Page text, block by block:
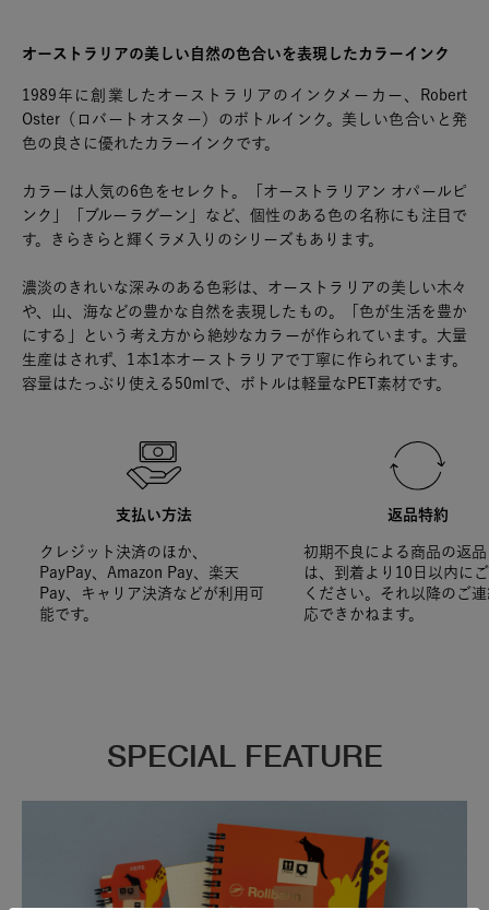
オーストラリアの美しい自然の色合いを表現したカラーインク
1989年に創業したオーストラリアのインクメーカー、Robert
Oster（ロバートオスター）のボトルインク。美しい色合いと発
色の良さに優れたカラーインクです。
カラーは人気の6色をセレクト。「オーストラリアン オパールピ
ンク」「ブルーラグーン」など、個性のある色の名称にも注目で
す。きらきらと輝くラメ入りのシリーズもあります。
濃淡のきれいな深みのある色彩は、オーストラリアの美しい木々
や、山、海などの豊かな自然を表現したもの。「色が生活を豊か
にする」という考え方から絶妙なカラーが作られています。大量
生産はされず、1本1本オーストラリアで丁寧に作られています。
容量はたっぷり使える50mlで、ボトルは軽量なPET素材です。
支払い方法
クレジット決済のほか、
PayPay、Amazon Pay、楽天
Pay、キャリア決済などが利用可
能です。
返品特約
初期不良による商品の返
は、到着より10日以内に
ください。それ以降のご
応できかねます。
SPECIAL FEATURE